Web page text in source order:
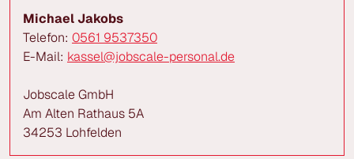
Michael Jakobs
Telefon: 0561 9537350
E-Mail: kassel@jobscale-personal.de
Jobscale GmbH
Am Alten Rathaus 5A
34253 Lohfelden